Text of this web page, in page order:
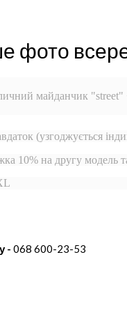
фото
майданчик "street"
(узгоджується
10% на другу
- 068 600-23-53